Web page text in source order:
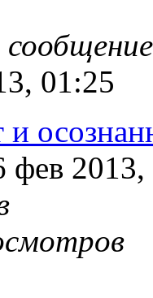
01:25
фев